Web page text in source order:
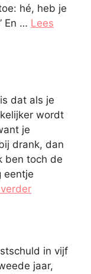
hé, heb je
En … Lees
dat als je
wordt
je
drank, dan
ben toch de
eentje
in vijf
jaar,